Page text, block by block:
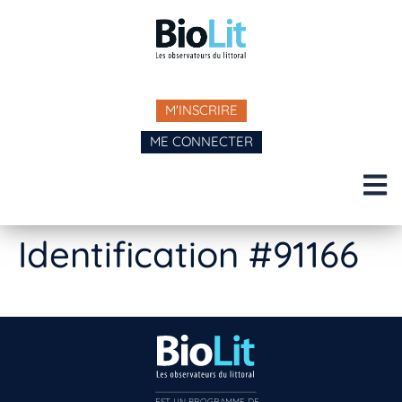
M'INSCRIRE
ME CONNECTER
Identification #91166